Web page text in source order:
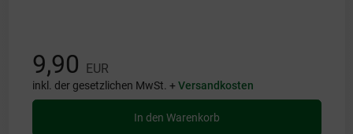
9,90 EUR
inkl. der gesetzlichen MwSt. +Versandkosten
In den Warenkorb